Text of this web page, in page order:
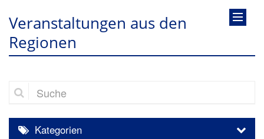
Veranstaltungen aus den
Regionen
Suche
Kategorien